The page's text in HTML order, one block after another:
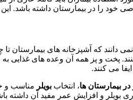
خود را در بیمارستان داشته باشد.
دانند که آشپزخانه های بیمارستان
پخت و پز همه آن وعده های غذایی
می کنند.
بیمارستان ها، انتخاب بویلر مناسب و
بویلر و افزایش عمر مفید آن داشته